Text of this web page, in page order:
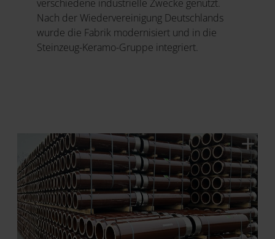
verschiedene industrielle Zwecke genutzt.
Nach der Wiedervereinigung Deutschlands
wurde die Fabrik modernisiert und in die
Steinzeug-Keramo-Gruppe integriert.